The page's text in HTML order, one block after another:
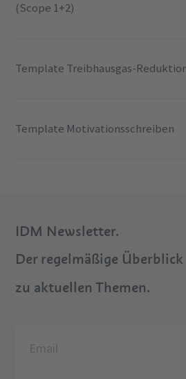
(Scope 1+2)
Template Treibhausgas-
Template Motivationsschreiben
IDM Newsletter.
Der regelmäßige Überblick
zu aktuellen Themen.